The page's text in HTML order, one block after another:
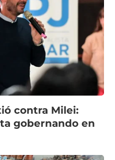
contra Milei:
gobernando en